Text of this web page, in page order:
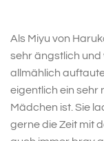
Als Miyu von
sehr ängstlich
allmählich
eigentlich ein sehr
Mädchen ist. Sie
gerne die Zeit mit